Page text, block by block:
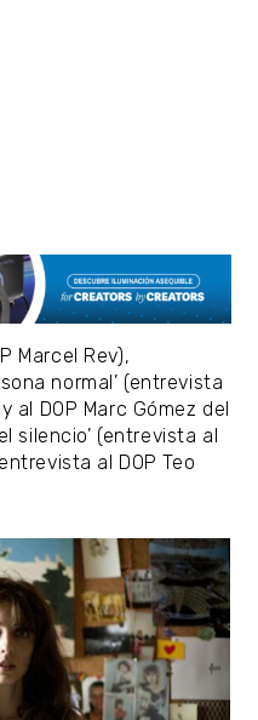
Marcel Rev),
normal’ (entrevista
DOP Marc Gómez del
silencio’ (entrevista al
al DOP Teo